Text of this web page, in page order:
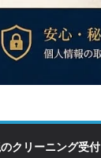
クリーニング受付